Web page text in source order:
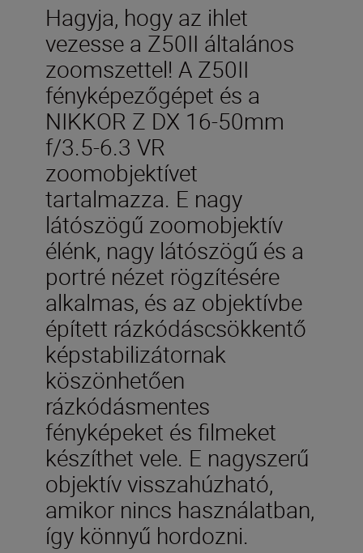
Hagyja, hogy az ihlet
vezesse a Z50II általános
zoomszettel! A Z50II
fényképezőgépet és a
NIKKOR Z DX 16-50mm
f/3.5-6.3 VR
zoomobjektívet
tartalmazza. E nagy
látószögű zoomobjektív
élénk, nagy látószögű és a
portré nézet rögzítésére
alkalmas, és az objektívbe
épített rázkódáscsökkentő
képstabilizátornak
köszönhetően
rázkódásmentes
fényképeket és filmeket
készíthet vele. E nagyszerű
objektív visszahúzható,
amikor nincs használatban,
így könnyű hordozni.